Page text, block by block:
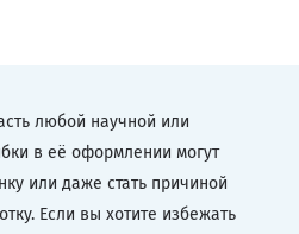
любой научной или
в её оформлении могут
или даже стать причиной
Если вы хотите избежать